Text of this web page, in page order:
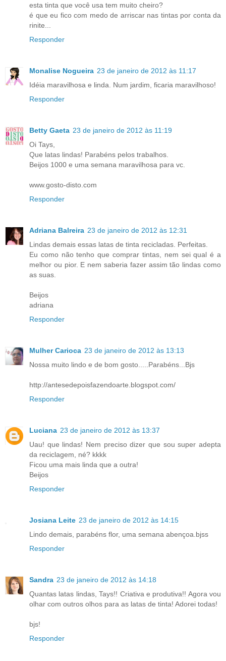
esta tinta que você usa tem muito cheiro?
é que eu fico com medo de arriscar nas tintas por conta da
rinite...
Responder
Monalise Nogueira 23 de janeiro de 2012 às 11:17
Idéia maravilhosa e linda. Num jardim, ficaria maravilhoso!
Responder
Betty Gaeta 23 de janeiro de 2012 às 11:19
Oi Tays,
Que latas lindas! Parabéns pelos trabalhos.
Beijos 1000 e uma semana maravilhosa para vc.
www.gosto-disto.com
Responder
Adriana Balreira 23 de janeiro de 2012 às 12:31
Lindas demais essas latas de tinta recicladas. Perfeitas.
Eu como não tenho que comprar tintas, nem sei qual é a
melhor ou pior. E nem saberia fazer assim tão lindas como
as suas.
Beijos
adriana
Responder
Mulher Carioca 23 de janeiro de 2012 às 13:13
Nossa muito lindo e de bom gosto.....Parabéns...Bjs
http://antesedepoisfazendoarte.blogspot.com/
Responder
Luciana 23 de janeiro de 2012 às 13:37
Uau! que lindas! Nem preciso dizer que sou super adepta
da reciclagem, né? kkkk
Ficou uma mais linda que a outra!
Beijos
Responder
Josiana Leite 23 de janeiro de 2012 às 14:15
Lindo demais, parabéns flor, uma semana abençoa.bjss
Responder
Sandra 23 de janeiro de 2012 às 14:18
Quantas latas lindas, Tays!! Criativa e produtiva!! Agora vou
olhar com outros olhos para as latas de tinta! Adorei todas!
bjs!
Responder